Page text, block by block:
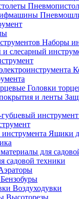
Наборы
Головки
Ящики
садовой техники
Бензобуры
Воздуходувки
Высоторезы